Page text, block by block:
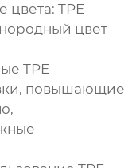
цвета: TPE
цвет
TPE
повышающие